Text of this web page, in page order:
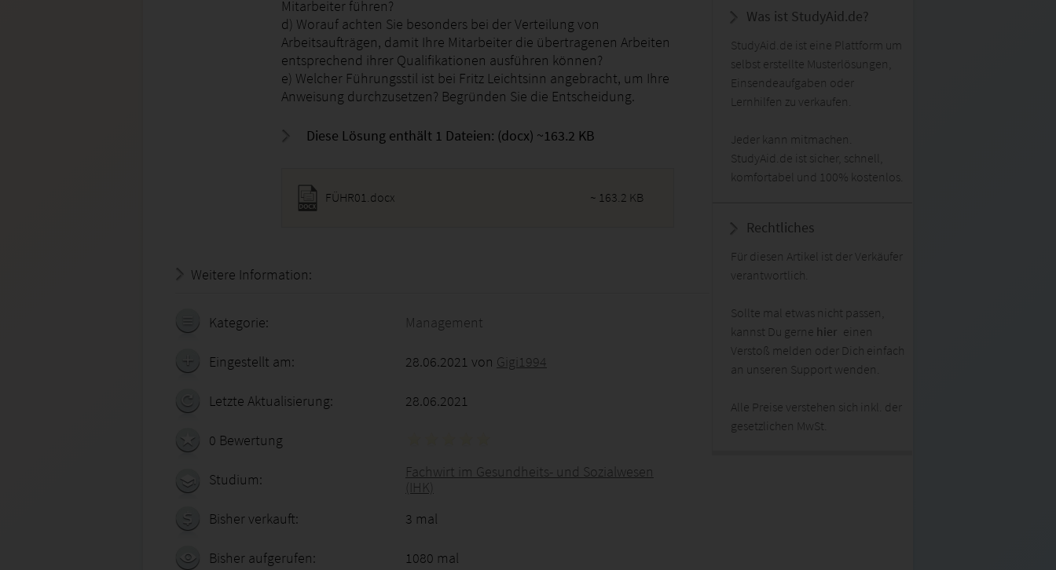
Mitarbeiter führen?
d) Worauf achten Sie besonders bei der Verteilung von
Arbeitsaufträgen, damit Ihre Mitarbeiter die übertragenen Arbeiten
entsprechend ihrer Qualifikationen ausführen können?
e) Welcher Führungsstil ist bei Fritz Leichtsinn angebracht, um Ihre
Anweisung durchzusetzen? Begründen Sie die Entscheidung.
Diese Lösung enthält 1 Dateien: (docx) ~163.2 KB
FÜHR01.docx ~ 163.2 KB
Weitere Information:
Kategorie: Management
Eingestellt am: 28.06.2021 von Gigi1994
Letzte Aktualisierung: 28.06.2021
0 Bewertung
Studium:
Fachwirt im Gesundheits- und Sozialwesen
(IHK)
Bisher verkauft:
3 mal
Bisher aufgerufen: 1080 mal
Was ist StudyAid.de?
StudyAid.de ist eine Plattform um
selbst erstellte Musterlösungen,
Einsendeaufgaben oder
Lernhilfen zu verkaufen.
Jeder kann mitmachen.
StudyAid.de ist sicher, schnell,
komfortabel und 100% kostenlos.
Rechtliches
Für diesen Artikel ist der Verkäufer
verantwortlich.
Sollte mal etwas nicht passen,
kannst Du gerne hier einen
Verstoß melden oder Dich einfach
an unseren Support wenden.
Alle Preise verstehen sich inkl. der
gesetzlichen MwSt.